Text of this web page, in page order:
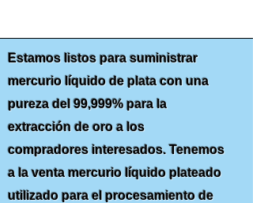
Estamos listos para suministrar
mercurio líquido de plata con una
pureza del 99,999% para la
extracción de oro a los
compradores interesados. Tenemos
a la venta mercurio líquido plateado
utilizado para el procesamiento de